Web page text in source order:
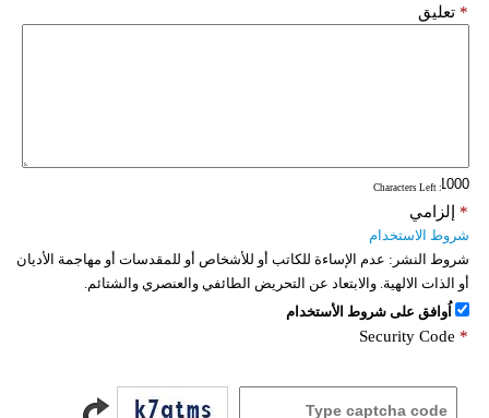
تعليق *
: Characters Left
إلزامي *
شروط الاستخدام
شروط النشر: عدم الإساءة للكاتب أو للأشخاص أو للمقدسات أو مهاجمة الأديان
أو الذات الالهية. والابتعاد عن التحريض الطائفي والعنصري والشتائم.
اُوافق على شروط الأستخدام
Security Code *